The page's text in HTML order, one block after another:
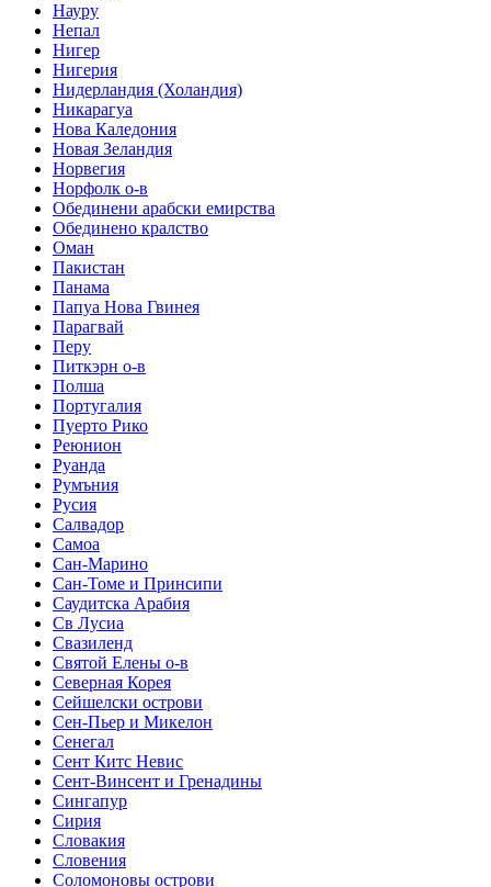
Науру
Непал
Нигер
Нигерия
Нидерландия (Холандия)
Никарагуа
Нова Каледония
Новая Зеландия
Норвегия
Норфолк о-в
Обединени арабски емирства
Обединено кралство
Оман
Пакистан
Панама
Папуа Нова Гвинея
Парагвай
Перу
Питкэрн о-в
Полша
Португалия
Пуерто Рико
Реюнион
Руанда
Румъния
Русия
Салвадор
Самоа
Сан-Марино
Сан-Томе и Принсипи
Саудитска Арабия
Св Лусиа
Свазиленд
Святой Елены о-в
Северная Корея
Сейшелски острови
Сен-Пьер и Микелон
Сенегал
Сент Китс Невис
Сент-Винсент и Гренадины
Сингапур
Сирия
Словакия
Словения
Соломоновы острови